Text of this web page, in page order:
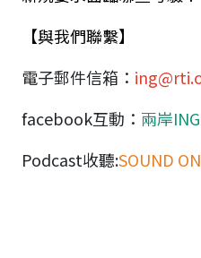
【與我們聯繫】
電子郵件信箱：
facebook互動： 兩岸ING
Podcast收聽:SOUND ON